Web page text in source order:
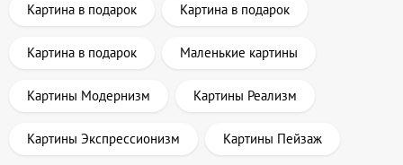
Картина в подарок Картина в подарок
Картина в подарок Маленькие картины
Картины Модернизм Картины Реализм
Картины Экспрессионизм Картины Пейзаж